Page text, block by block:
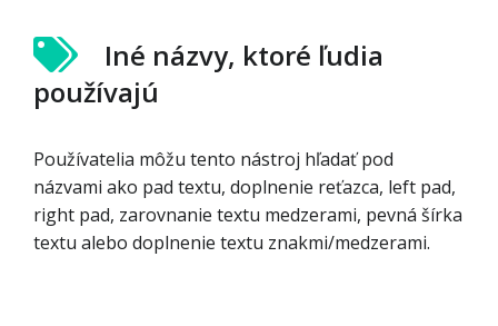
Iné názvy, ktoré ľudia
používajú
Používatelia môžu tento nástroj hľadať pod
názvami ako pad textu, doplnenie reťazca, left pad,
right pad, zarovnanie textu medzerami, pevná šírka
textu alebo doplnenie textu znakmi/medzerami.